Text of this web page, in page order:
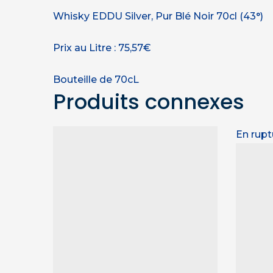
Whisky EDDU Silver, Pur Blé Noir 70cl (43°)
Prix au Litre : 75,57€
Bouteille de 70cL
Produits connexes
En